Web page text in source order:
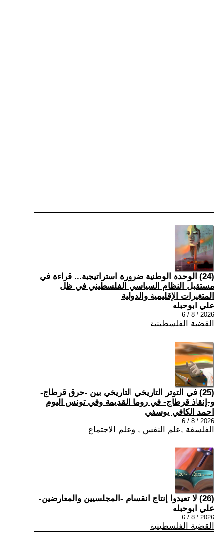
(24) الوحدة الوطنية ضرورة استراتيجية... قراءة في
مستقبل النظام السياسي الفلسطيني في ظل
المتغيرات الإقليمية والدولية
علي ابوحبله
2026 / 8 / 6
القضية الفلسطينية
(25) في التوتر التاريخي التاريخي بين -حرق قرطاج-
و-إنقاذ قرطاج- في روما القديمة وفي تونس اليوم
احمد الكافي يوسفي
2026 / 8 / 6
الفلسفة ,علم النفس , وعلم الاجتماع
(26) لا تعيدوا إنتاج انقسام -المجلسيين والمعارضين-
علي ابوحبله
2026 / 8 / 6
القضية الفلسطينية